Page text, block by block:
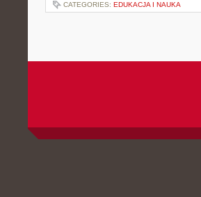
CATEGORIES: EDUKACJA I NAUKA